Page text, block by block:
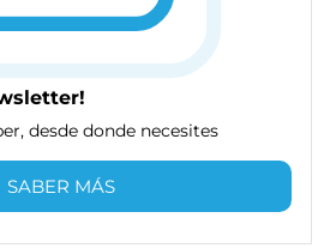
desde donde necesites
SABER MÁS